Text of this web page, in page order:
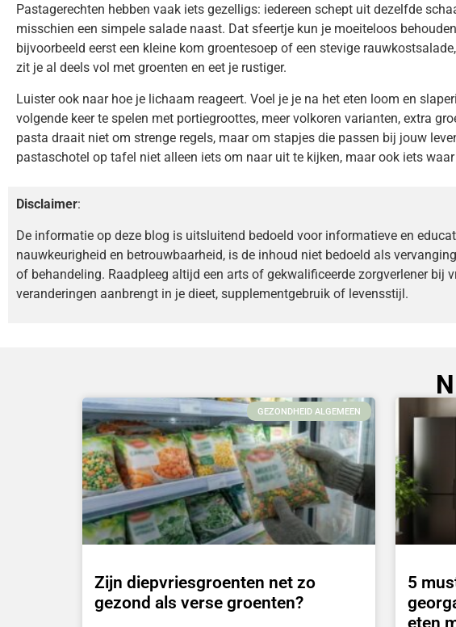
Pastagerechten hebben vaak iets gezelligs: iedereen schept uit dezelfde
misschien een simpele salade naast. Dat sfeertje kun je moeiteloos
bijvoorbeeld eerst een kleine kom groentesoep of een stevige
zit je al deels vol met groenten en eet je rustiger.
Luister ook naar hoe je lichaam reageert. Voel je je na het eten loom en
volgende keer te spelen met portiegroottes, meer volkoren varianten, extra
pasta draait niet om strenge regels, maar om stapjes die passen bij jouw
pastaschotel op tafel niet alleen iets om naar uit te kijken, maar ook iets
Disclaimer:
De informatie op deze blog is uitsluitend bedoeld voor informatieve en
nauwkeurigheid en betrouwbaarheid, is de inhoud niet bedoeld als
of behandeling. Raadpleeg altijd een arts of gekwalificeerde zorgverlener bij
veranderingen aanbrengt in je dieet, supplementgebruik of levensstijl.
GEZONDHEID ALGEMEEN
Zijn diepvriesgroenten net zo
gezond als verse groenten?
5
eten